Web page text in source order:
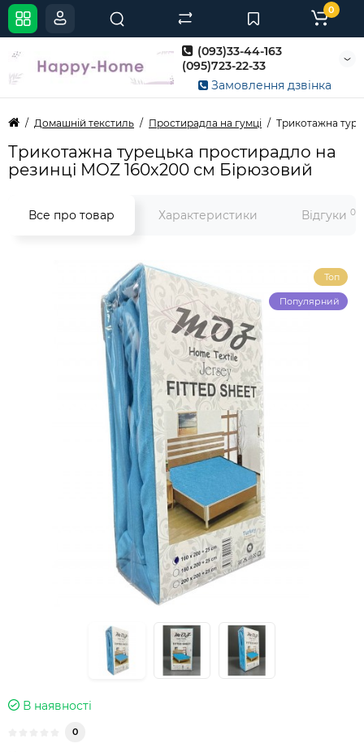
(093)33-44-163
(095)723-22-33
Замовлення дзвінка
0
Домашній текстиль Простирадла на гумці Трикотажна
Трикотажна турецька простирадло на
резинці MOZ 160х200 см Бірюзовий
Все про товар Характеристики Відгуки 0
Топ
Популярний
В наявності
0